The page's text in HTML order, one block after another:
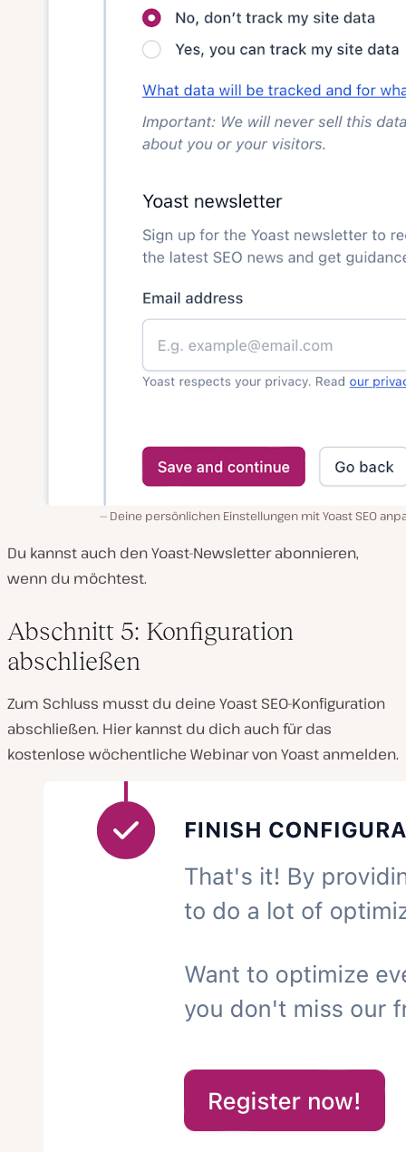
Deine persönlichen Einstellungen mit Yoast SEO
Du kannst auch den Yoast-Newsletter abonnieren,
wenn du möchtest.
Abschnitt 5: Konfiguration
abschließen
Zum Schluss musst du deine Yoast SEO-Konfiguration
abschließen. Hier kannst du dich auch für das
kostenlose wöchentliche Webinar von Yoast anmelden.